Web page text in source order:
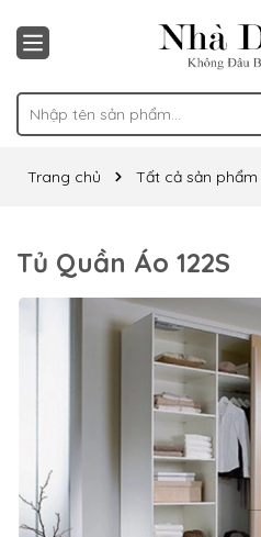
Trang chủ Tất cả sản phẩm
Tủ Quần Áo 122S